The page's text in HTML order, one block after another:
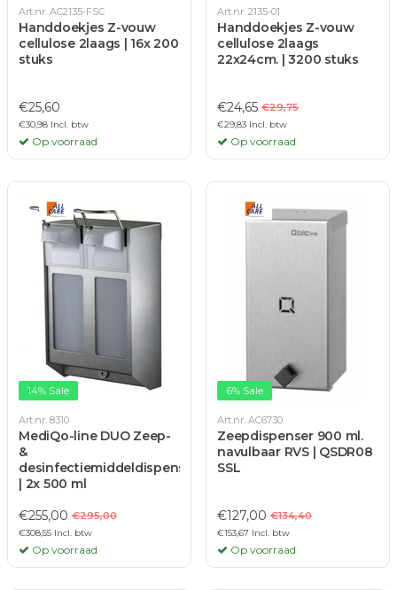
Art.nr. AC2135-FSC
Handdoekjes Z-vouw
cellulose 2laags | 16x 200
stuks
€25,60
€30,98 Incl. btw
Op voorraad
Art.nr. 2135-01
Handdoekjes Z-vouw
cellulose 2laags
22x24cm. | 3200 stuks
€24,65 €29,75
€29,83 Incl. btw
Op voorraad
14% Sale
Art.nr. 8310
MediQo-line DUO Zeep-
&
desinfectiemiddeldispenser
| 2x 500 ml
€255,00 €295,00
€308,55 Incl. btw
Op voorraad
6% Sale
Art.nr. AC6730
Zeepdispenser 900 ml.
navulbaar RVS | QSDR08
SSL
€127,00 €134,40
€153,67 Incl. btw
Op voorraad